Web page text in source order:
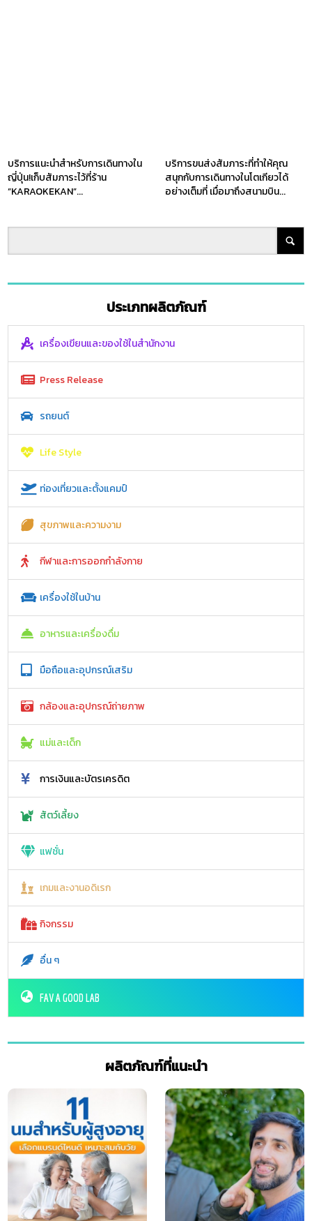
บริการแนะนำสำหรับการเดินทางใน
ญี่ปุ่น!เก็บสัมภาระไว้ที่ร้าน
”KARAOKEKAN”...
บริการขนส่งสัมภาระที่ทำให้คุณ
สนุกกับการเดินทางในโตเกียวได้
อย่างเต็มที่ เมื่อมาถึงสนามบิน...
ประเภทผลิตภัณฑ์
เครื่องเขียนและของใช้ในสำนักงาน
Press Release
รถยนต์
Life Style
ท่องเที่ยวและตั้งแคมป์
สุขภาพและความงาม
กีฬาและการออกกำลังกาย
เครื่องใช้ในบ้าน
อาหารและเครื่องดื่ม
มือถือและอุปกรณ์เสริม
กล้องและอุปกรณ์ถ่ายภาพ
แม่และเด็ก
การเงินและบัตรเครดิต
สัตว์เลี้ยง
แฟชั่น
เกมและงานอดิเรก
กิจกรรม
อื่น ๆ
FAV A GOOD LAB
ผลิตภัณฑ์ที่แนะนำ